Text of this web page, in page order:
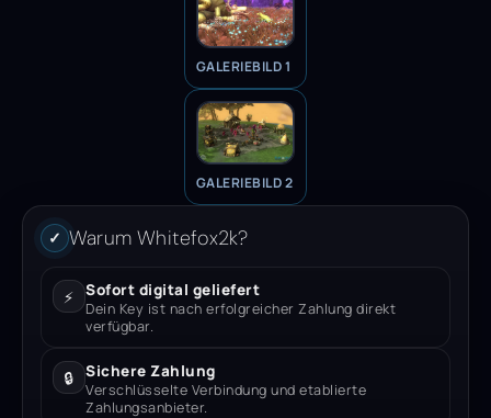
GALERIEBILD 1
GALERIEBILD 2
✓ Warum Whitefox2k?
⚡ Sofort digital geliefert
Dein Key ist nach erfolgreicher Zahlung direkt
verfügbar.
🔒 Sichere Zahlung
Verschlüsselte Verbindung und etablierte
Zahlungsanbieter.